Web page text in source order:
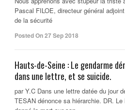
Pascal FILOE, directeur général
de la sécurité
Posted On 27 Sep 2018
Hauts-de-Seine : Le gendarme
dans une lettre, et se suicide.
par Y.C Dans une lettre datée du jour
TESAN dénonce sa hiérarchie. DR.